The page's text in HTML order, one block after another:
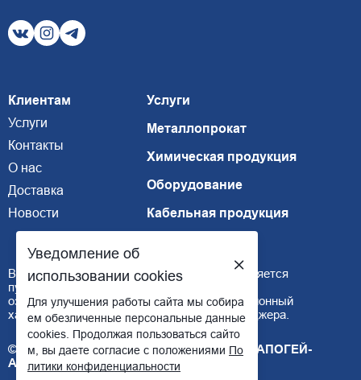
Клиентам
Услуги
Контакты
О нас
Доставка
Новости
Услуги
Металлопрокат
Химическая продукция
Оборудование
Кабельная продукция
Внимание, размещенная информация не является
публичной офертой, подробнее можно
ознакомитьсяздесь. Цены носят информационный
характер, наличие товара уточняйте у менеджера.
© ТОО "НАУЧНО-ТЕХНИЧЕСКИЙ ЦЕНТР "АПОГЕЙ-
АСТАНА"
Уведомление об
использовании cookies
Для улучшения работы сайта мы собира
ем обезличенные персональные данные
cookies. Продолжая пользоваться сайто
м, вы даете согласие с положениями По
литики конфиденциальности